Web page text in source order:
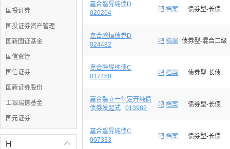
国投证券
国投证券资产管理
国新国证基金
国信资管
国信证券
国新证券股份
工银瑞信基金
国元证券

H
嘉合磐昇纯债D
020264
吧 档案 债券型-长债
嘉合磐恒债券D
024482
吧 档案 债券型-混合二级
嘉合磐辉纯债C
017450
吧 档案 债券型-长债
嘉合磐立一年定开纯债
债券发起式
013982 吧 档案 债券型-长债
嘉合磐昇纯债C
007333
吧 档案 债券型-长债